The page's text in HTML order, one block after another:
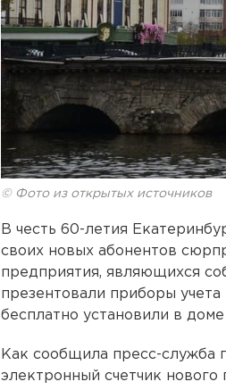
© Фото из открытых источников
В честь 60-летия
своих новых абонентов
предприятия, являющихся
презентовали приборы учета
бесплатно установили в
Как сообщила пресс-служба
электронный счетчик нового